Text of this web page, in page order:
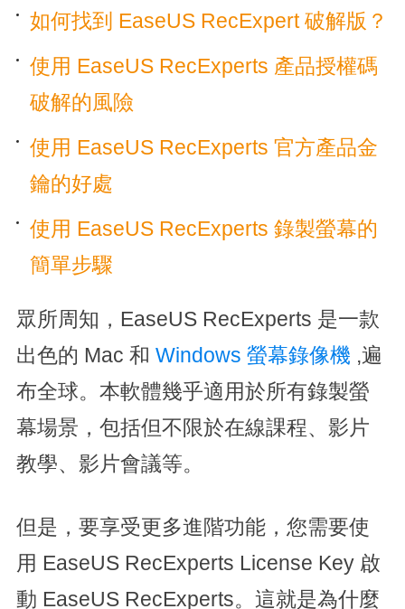
如何找到 EaseUS RecExpert 破解版？
使用 EaseUS RecExperts 產品授權碼
破解的風險
使用 EaseUS RecExperts 官方產品金
鑰的好處
使用 EaseUS RecExperts 錄製螢幕的
簡單步驟
眾所周知，EaseUS RecExperts 是一款
出色的 Mac 和 Windows 螢幕錄像機 ,遍
布全球。本軟體幾乎適用於所有錄製螢
幕場景，包括但不限於在線課程、影片
教學、影片會議等。
但是，要享受更多進階功能，您需要使
用 EaseUS RecExperts License Key 啟
動 EaseUS RecExperts。這就是為什麼